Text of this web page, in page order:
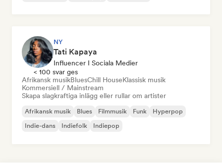
NY
Tati Kapaya
Influencer I Sociala Medier
< 100 svar ges
Afrikansk musikBluesChill HouseKlassisk musik
Kommersiell / Mainstream
Skapa slagkraftiga inlägg eller rullar om artister
Afrikansk musik Blues Filmmusik Funk
Hyperpop
Indie-dans
Indiefolk Indiepop